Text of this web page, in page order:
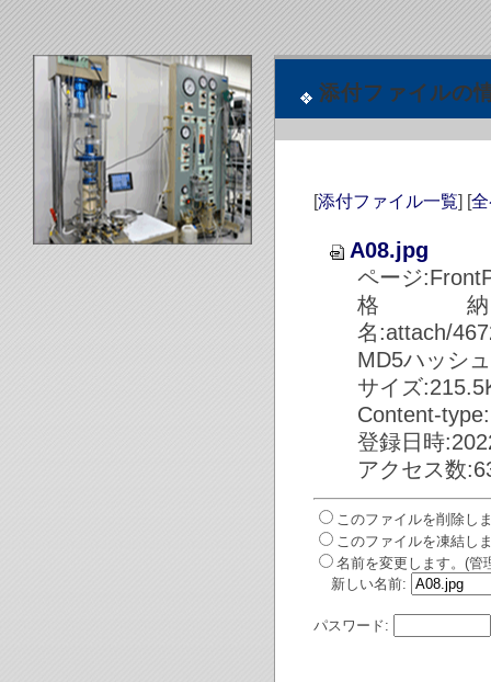
添付ファイルの
[添付ファイル一覧] [
A08.jpg
ページ
格
名:attach/
MD5ハッシ
サイズ
Content-
登録日時
アクセス数
このファイルを削除し
このファイルを凍結し
名前を変更します。(管
新しい名前:
パスワード: